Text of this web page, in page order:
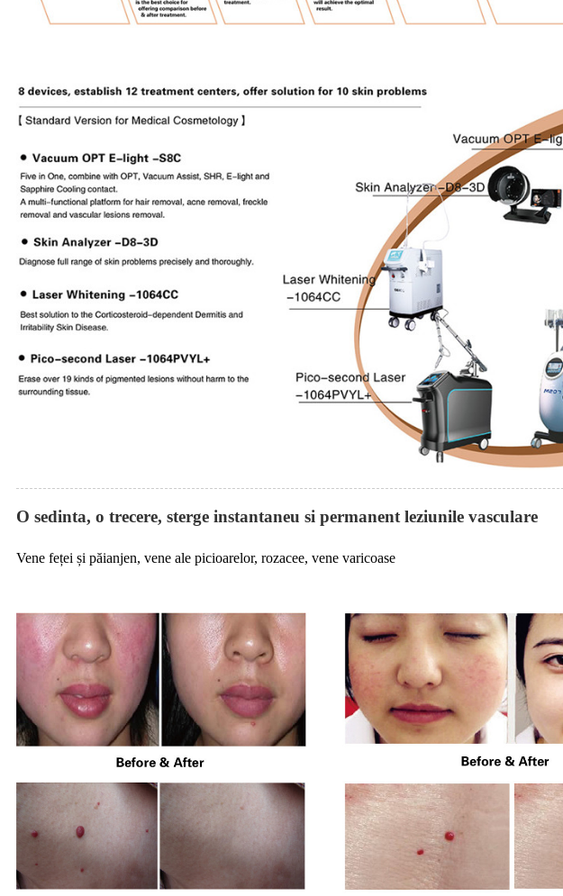
O sedinta, o trecere, sterge instantaneu si permanent leziunile vasculare
Vene feței și păianjen, vene ale picioarelor, rozacee, vene varicoase